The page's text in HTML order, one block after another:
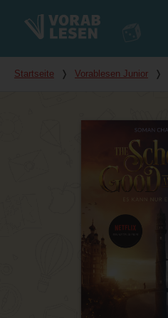
Du bist hier
Startseite ❭ Vorablesen Junior ❭